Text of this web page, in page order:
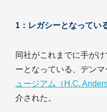
1：レガシーとなってい
同社がこれまでに手が
ーとなっている、デンマ
ュージアム（H.C.
介された。